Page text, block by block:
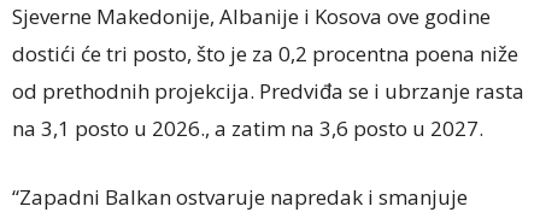
Sjeverne Makedonije, Albanije i Kosova ove godine
dostići će tri posto, što je za 0,2 procentna poena niže
od prethodnih projekcija. Predviđa se i ubrzanje rasta
na 3,1 posto u 2026., a zatim na 3,6 posto u 2027.
“Zapadni Balkan ostvaruje napredak i smanjuje